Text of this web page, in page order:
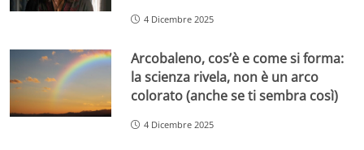
4 Dicembre 2025
Arcobaleno, cos’è e come si forma:
la scienza rivela, non è un arco
colorato (anche se ti sembra così)
4 Dicembre 2025